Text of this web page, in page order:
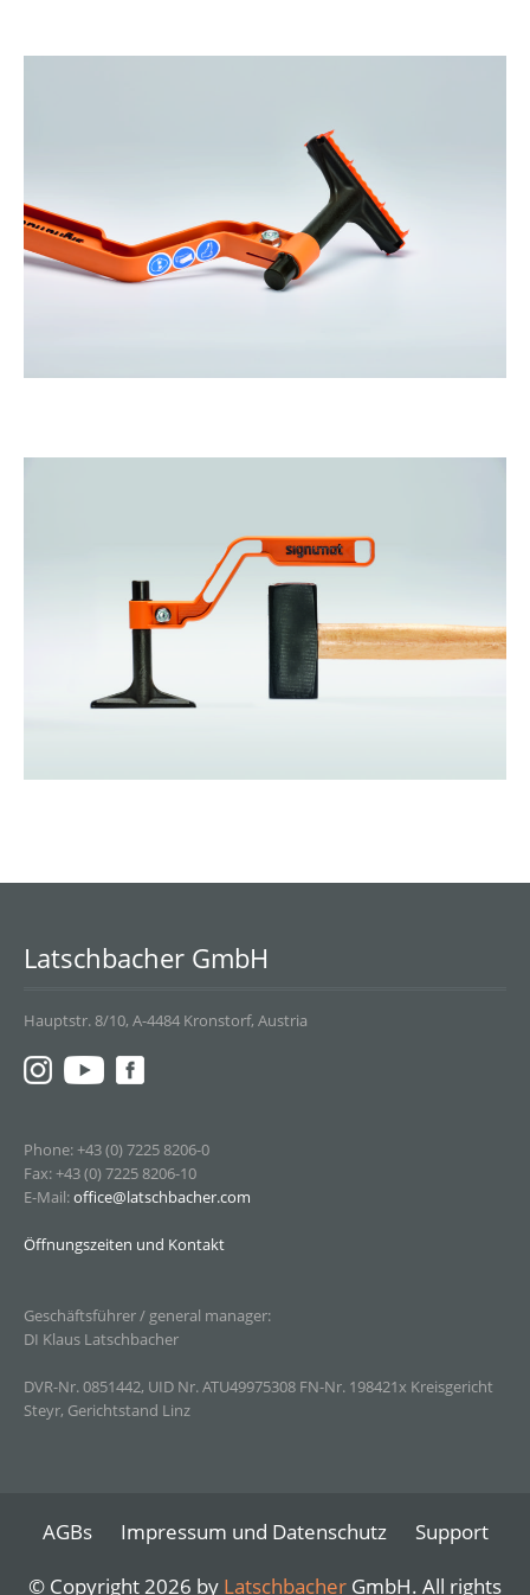
Latschbacher GmbH
Hauptstr. 8/10, A-4484 Kronstorf, Austria
Phone: +43 (0) 7225 8206-0
Fax: +43 (0) 7225 8206-10
E-Mail:office@latschbacher.com
Öffnungszeiten und Kontakt
Geschäftsführer / general manager:
DI Klaus Latschbacher
DVR-Nr. 0851442, UID Nr. ATU49975308 FN-Nr. 198421x Kreisgericht
Steyr, Gerichtstand Linz
AGBs Impressum und Datenschutz
Support
© Copyright 2026 by Latschbacher GmbH. All rights